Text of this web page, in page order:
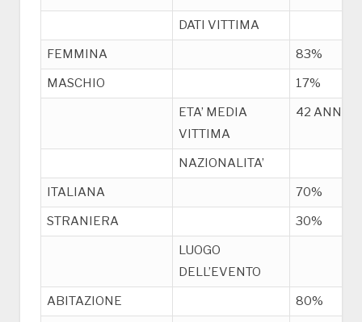
DATI VITTIMA
FEMMINA
83%
MASCHIO
17%
ETA’ MEDIA
VITTIMA
42 ANNI
NAZIONALITA’
ITALIANA
70%
STRANIERA
30%
LUOGO
DELL’EVENTO
ABITAZIONE
80%